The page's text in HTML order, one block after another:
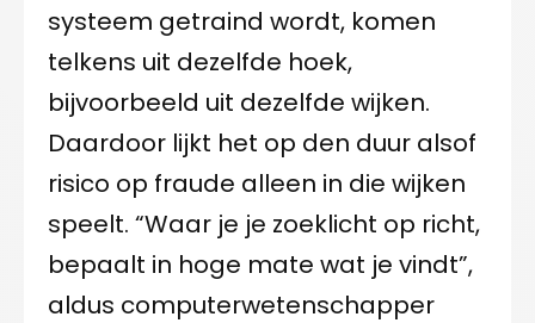
systeem getraind wordt, komen
telkens uit dezelfde hoek,
bijvoorbeeld uit dezelfde wijken.
Daardoor lijkt het op den duur alsof
risico op fraude alleen in die wijken
speelt. “Waar je je zoeklicht op richt,
bepaalt in hoge mate wat je vindt”,
aldus computerwetenschapper